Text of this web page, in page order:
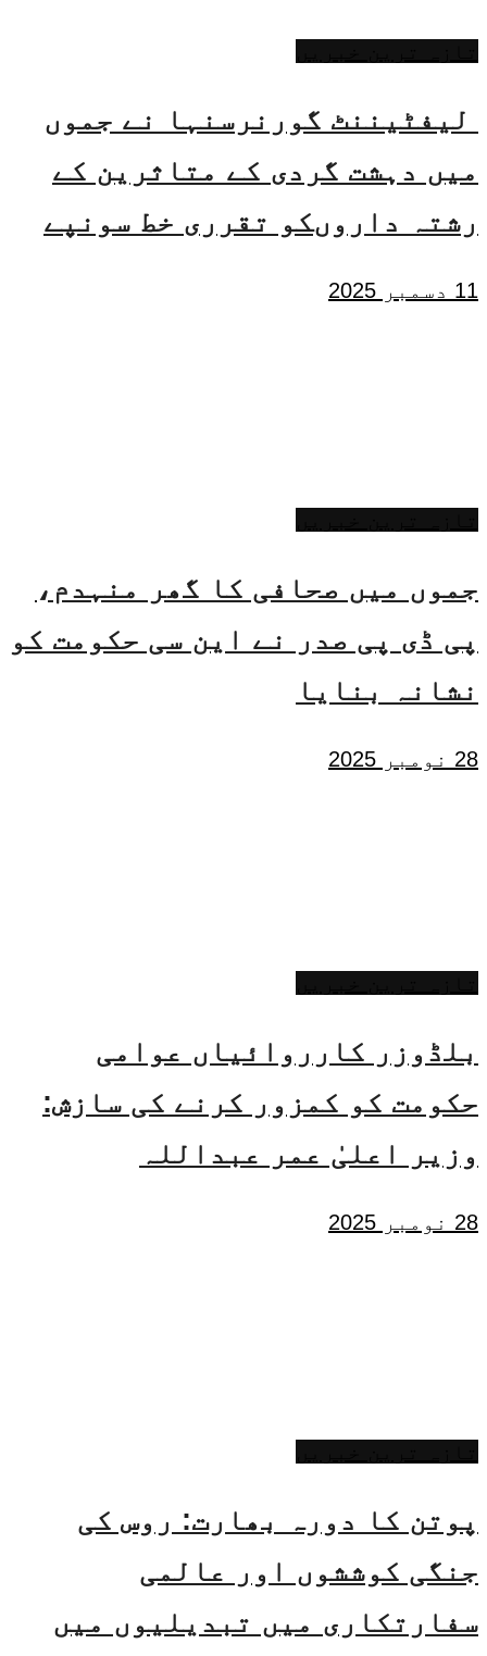
لیفٹیننٹ گورنرسنہا نے جموں
میں دہشت گردی کے متاثرین کے
رشتہ داروںکو تقرری خط سونپے
11 دسمبر 2025
جموں میں صحافی کا گھر منہدم،
پی ڈی پی صدر نے این سی حکومت کو
نشانہ بنایا
28 نومبر 2025
بلڈوزر کارروائیاں عوامی
حکومت کو کمزور کرنے کی سازش:
وزیر اعلیٰ عمر عبداللہ
28 نومبر 2025
پوتن کا دورہ بھارت: روس کی
جنگی کوششوں اور عالمی
سفارتکاری میں تبدیلیوں میں